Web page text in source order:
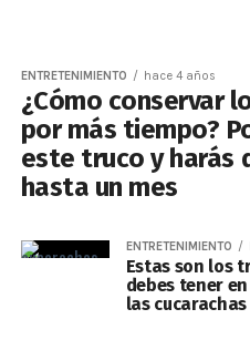
ENTRETENIMIENTO hace 4 años
¿Cómo conservar
por más tiempo?
este truco y harás
hasta un mes
ENTRETENIMIENTO
Estas son los
debes tener
las cucarachas